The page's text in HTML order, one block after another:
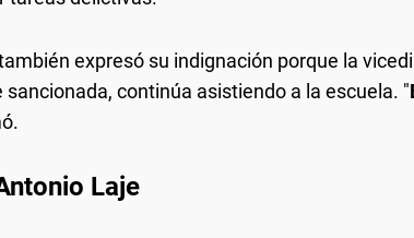
expresó su indignación porque la
continúa asistiendo a la escuela. "
Laje